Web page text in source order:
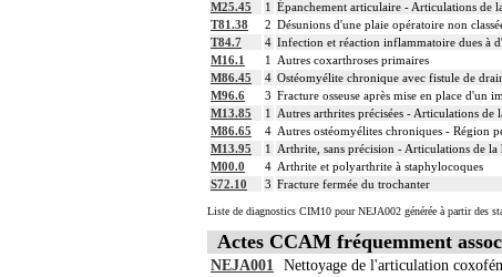
14
La réduction orthopédique
Comprend : réduction orthopédique
Tout acte thérapeutique, par
Tout acte thérapeutique, par
Toute arthrotomie inclut l'arthroscopie
M25.45
1 Épanchement articulaire - Articulations de
T81.38
2 Désunions d'une plaie opératoire non
T84.7
4 Infection et réaction inflammatoire dues à
M16.1
1
Autres coxarthroses primaires
M86.45
4 Ostéomyélite chronique avec fistule de
M96.6
3 Fracture osseuse après mise en place d'un
M13.85
1
Autres arthrites précisées - Articulations de
M86.65
4 Autres ostéomyélites chroniques - Région
M13.95
1
Arthrite, sans précision - Articulations de la
M00.0
4 Arthrite et polyarthrite à staphylocoques
S72.10
3 Fracture fermée du trochanter
Liste de diagnostics CIM10 pour NEJA002 générée à partir des
Actes CCAM fréquemment
NEJA001 Nettoyage de l'articulation